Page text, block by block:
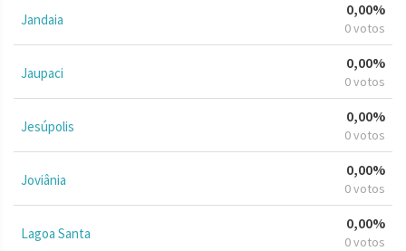
Jandaia
0,00%
0 votos
Jaupaci
0,00%
0 votos
Jesúpolis
0,00%
0 votos
Joviânia
0,00%
0 votos
Lagoa Santa
0,00%
0 votos